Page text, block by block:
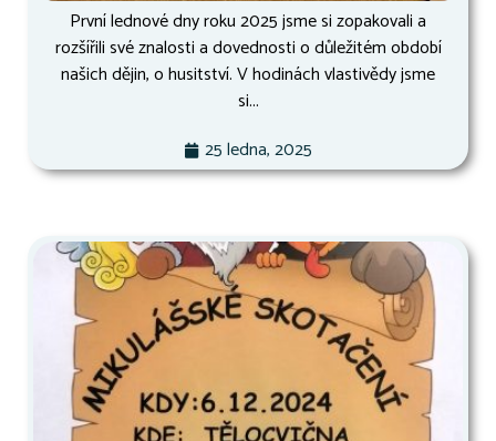
První lednové dny roku 2025 jsme si zopakovali a
rozšířili své znalosti a dovednosti o důležitém období
našich dějin, o husitství. V hodinách vlastivědy jsme
si...
25 ledna, 2025